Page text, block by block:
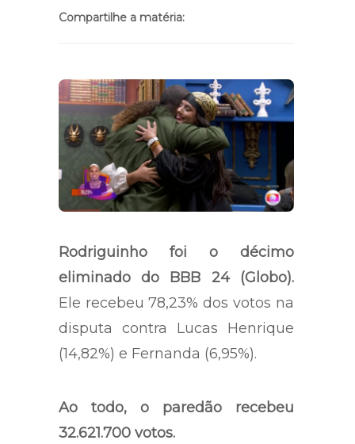
Compartilhe a matéria:
Rodriguinho foi o décimo
eliminado do BBB 24 (Globo).
Ele recebeu 78,23% dos votos na
disputa contra Lucas Henrique
(14,82%) e Fernanda (6,95%).
Ao todo, o paredão recebeu
32.621.700 votos.